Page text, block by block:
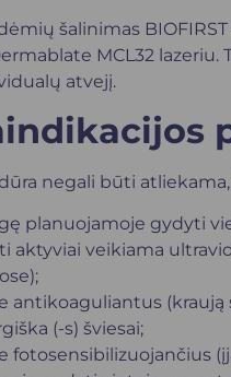
šalinimas
MCL32
atvejį.
negali būti
planuojamoje gydyti
aktyviai veikiama
antikoaguliantus (kraują
(-s) šviesai;
fotosensibilizuojančius